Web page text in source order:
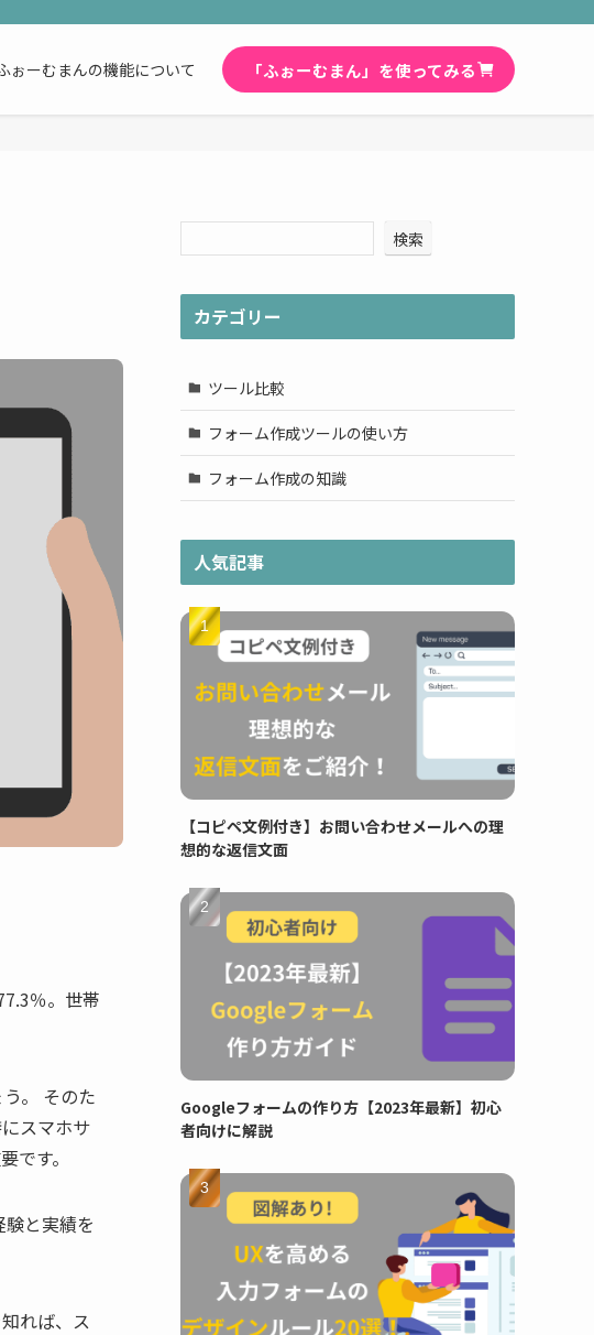
ぉーむまんの機能について 「ふぉーむまん」を使ってみる
％。世帯
。 そのた
スマホサ
です。
と実績を
れば、ス
検索
カテゴリー
ツール比較
フォーム作成ツールの使い方
フォーム作成の知識
人気記事
【コピペ文例付き】お問い合わせメールへの理
想的な返信文面
Googleフォームの作り方【2023年最新】初心
者向けに解説